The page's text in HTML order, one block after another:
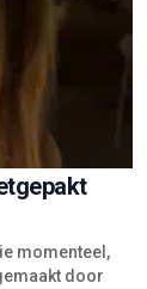
momenteel,
door